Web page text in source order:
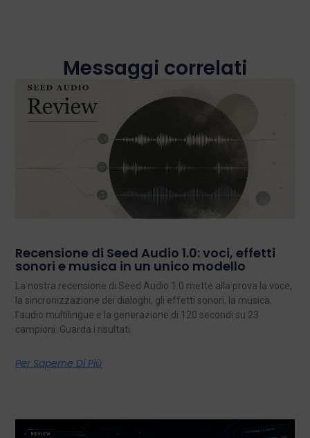
Messaggi correlati
Recensione di Seed Audio 1.0: voci, effetti
sonori e musica in un unico modello
La nostra recensione di Seed Audio 1.0 mette alla prova la voce,
la sincronizzazione dei dialoghi, gli effetti sonori, la musica,
l'audio multilingue e la generazione di 120 secondi su 23
campioni. Guarda i risultati.
Per Saperne Di Più